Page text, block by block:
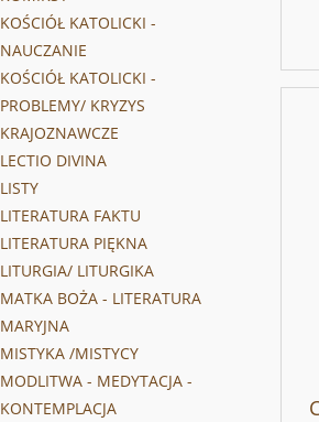
KOŚCIÓŁ KATOLICKI -
NAUCZANIE
KOŚCIÓŁ KATOLICKI -
PROBLEMY/ KRYZYS
KRAJOZNAWCZE
LECTIO DIVINA
LISTY
LITERATURA FAKTU
LITERATURA PIĘKNA
LITURGIA/ LITURGIKA
MATKA BOŻA - LITERATURA
MARYJNA
MISTYKA /MISTYCY
MODLITWA - MEDYTACJA -
KONTEMPLACJA